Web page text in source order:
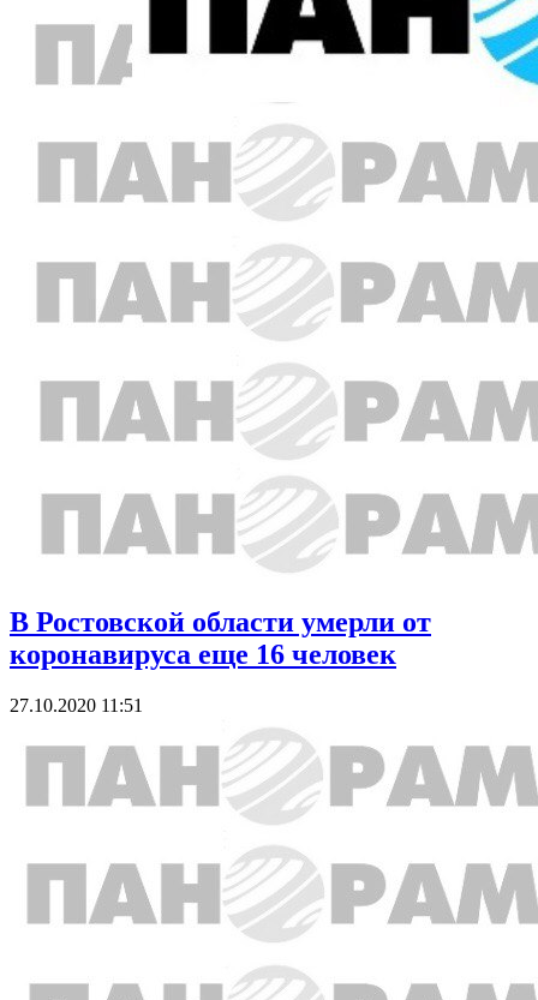
В Ростовской области умерли от
коронавируса еще 16 человек
27.10.2020 11:51